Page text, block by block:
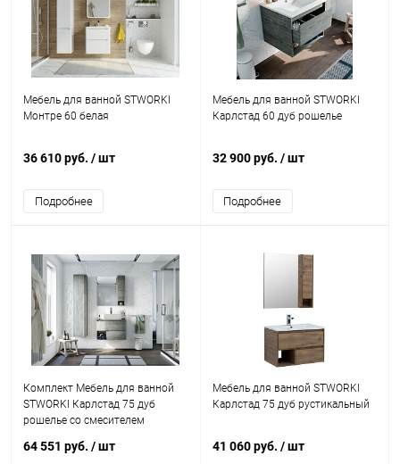
Мебель для ванной STWORKI
Монтре 60 белая
36 610 руб. / шт
Подробнее
Мебель для ванной STWORKI
Карлстад 60 дуб рошелье
32 900 руб. / шт
Подробнее
Комплект Мебель для ванной
STWORKI Карлстад 75 дуб
рошелье со смесителем
64 551 руб. / шт
Мебель для ванной STWORKI
Карлстад 75 дуб рустикальный
41 060 руб. / шт